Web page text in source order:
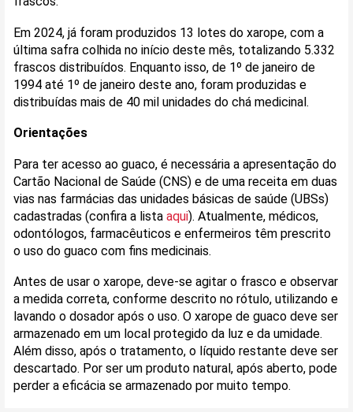
Em 2024, já foram produzidos 13 lotes do xarope, com a
última safra colhida no início deste mês, totalizando 5.332
frascos distribuídos. Enquanto isso, de 1º de janeiro de
1994 até 1º de janeiro deste ano, foram produzidas e
distribuídas mais de 40 mil unidades do chá medicinal.
Orientações
Para ter acesso ao guaco, é necessária a apresentação do
Cartão Nacional de Saúde (CNS) e de uma receita em duas
vias nas farmácias das unidades básicas de saúde (UBSs)
cadastradas (confira a lista aqui). Atualmente, médicos,
odontólogos, farmacêuticos e enfermeiros têm prescrito
o uso do guaco com fins medicinais.
Antes de usar o xarope, deve-se agitar o frasco e observar
a medida correta, conforme descrito no rótulo, utilizando e
lavando o dosador após o uso. O xarope de guaco deve ser
armazenado em um local protegido da luz e da umidade.
Além disso, após o tratamento, o líquido restante deve ser
descartado. Por ser um produto natural, após aberto, pode
perder a eficácia se armazenado por muito tempo.